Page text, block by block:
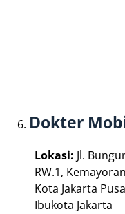
Dokter
Lokasi: Jl.
RW.1,
Kota Jakarta
Ibukota Jakarta